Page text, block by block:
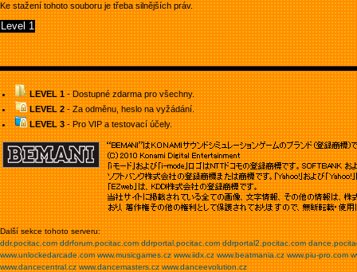
Ke stažení tohoto souboru je třeba silnějších práv.
Level 1
LEVEL 1- Dostupné zdarma pro všechny.
LEVEL 2- Za odměnu, heslo na vyžádání.
LEVEL 3- Pro VIP a testovací účely.
Další sekce tohoto serveru:
ddr.pocitac.com ddrforum.pocitac.com ddrportal.pocitac.com ddrportal2.pocitac.com
www.unlockedarcade.com www.musicgames.cz www.iidx.cz www.beatmania.cz www.piu-pro.com
www.dancecentral.cz www.dancemasters.cz www.danceevolution.cz